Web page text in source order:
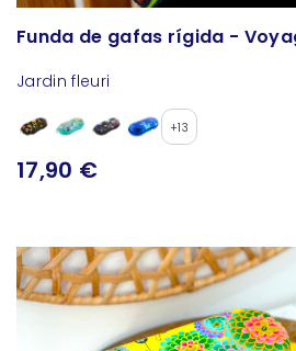
Funda de gafas rígida -
Jardin fleuri
+13
17,90 €